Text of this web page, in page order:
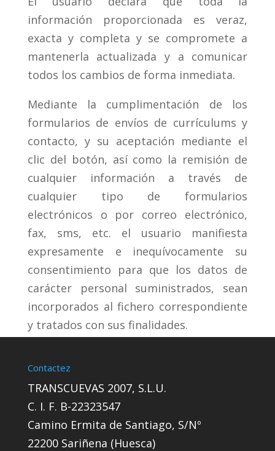
información proporcionada es veraz,
exacta y completa y se compromete a
mantenerla actualizada y a comunicar
todos los cambios de forma inmediata.
Mediante la cumplimentación de los
formularios de envíos de currículums y
contacto, y su aceptación mediante el
clic del botón, así como la remisión de
cualquier información a través de
cualquier tipo de formularios
electrónicos o por correo electrónico,
fax, sms, etc. el usuario manifiesta
expresamente e inequívocamente su
consentimiento para que los datos de
carácter personal suministrados, sean
incorporados al fichero correspondiente
y tratados con sus finalidades.
Contactez
TRANSCUEVAS 2007, S.L.U.
C. I. F. B-22323547
Camino Ermita de Santiago, S/Nº
22200 Sariñena (Huesca)